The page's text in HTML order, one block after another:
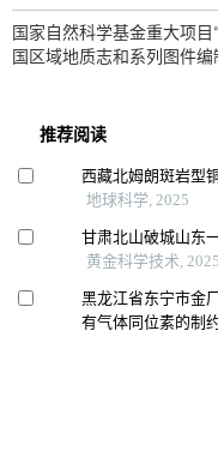
国家自然科学基金重大项
国区域地质志和系列图件编